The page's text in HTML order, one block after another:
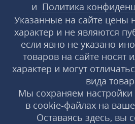
и Политика
Указанные на сайте цены
характер и не являются
если явно не указано
товаров на сайте носят
характер и могут
вида
Мы сохраняем настройки
в cookie‑файлах на
Оставаясь здесь, вы